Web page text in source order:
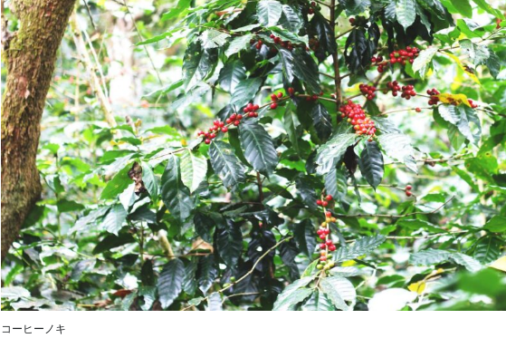
コーヒーノキ